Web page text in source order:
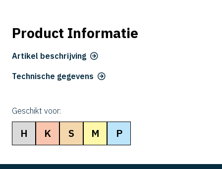
Product Informatie
Artikel beschrijving
Technische gegevens
Geschikt voor:
H K S M P